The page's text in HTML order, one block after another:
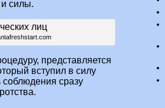
и силы.
представляется
вступил в силу
соблюдения сразу